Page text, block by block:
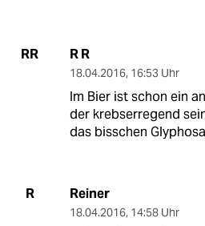
RR R R
18.04.2016, 16:53 Uhr
Im Bier ist schon ein
der krebserregend
das bisschen
R Reiner
18.04.2016, 14:58 Uhr